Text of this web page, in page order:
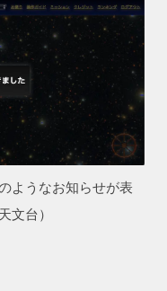
ようなお知らせが表
文台）